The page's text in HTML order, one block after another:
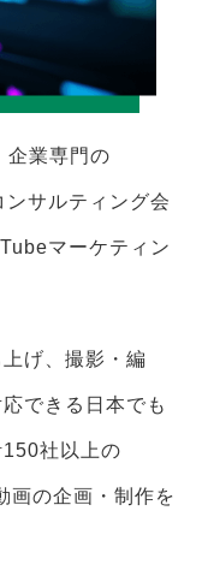
企業専門の
サルティング会
マーケティン
げ、撮影・編
できる日本でも
社以上の
画の企画・制作を